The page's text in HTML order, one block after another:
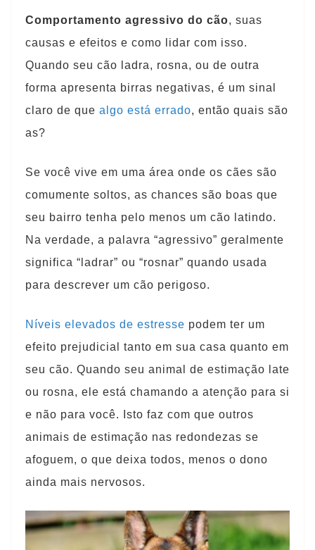
Comportamento agressivo do cão, suas
causas e efeitos e como lidar com isso.
Quando seu cão ladra, rosna, ou de outra
forma apresenta birras negativas, é um sinal
claro de que algo está errado, então quais são
as?
Se você vive em uma área onde os cães são
comumente soltos, as chances são boas que
seu bairro tenha pelo menos um cão latindo.
Na verdade, a palavra “agressivo” geralmente
significa “ladrar” ou “rosnar” quando usada
para descrever um cão perigoso.
Níveis elevados de estresse podem ter um
efeito prejudicial tanto em sua casa quanto em
seu cão. Quando seu animal de estimação late
ou rosna, ele está chamando a atenção para si
e não para você. Isto faz com que outros
animais de estimação nas redondezas se
afoguem, o que deixa todos, menos o dono
ainda mais nervosos.